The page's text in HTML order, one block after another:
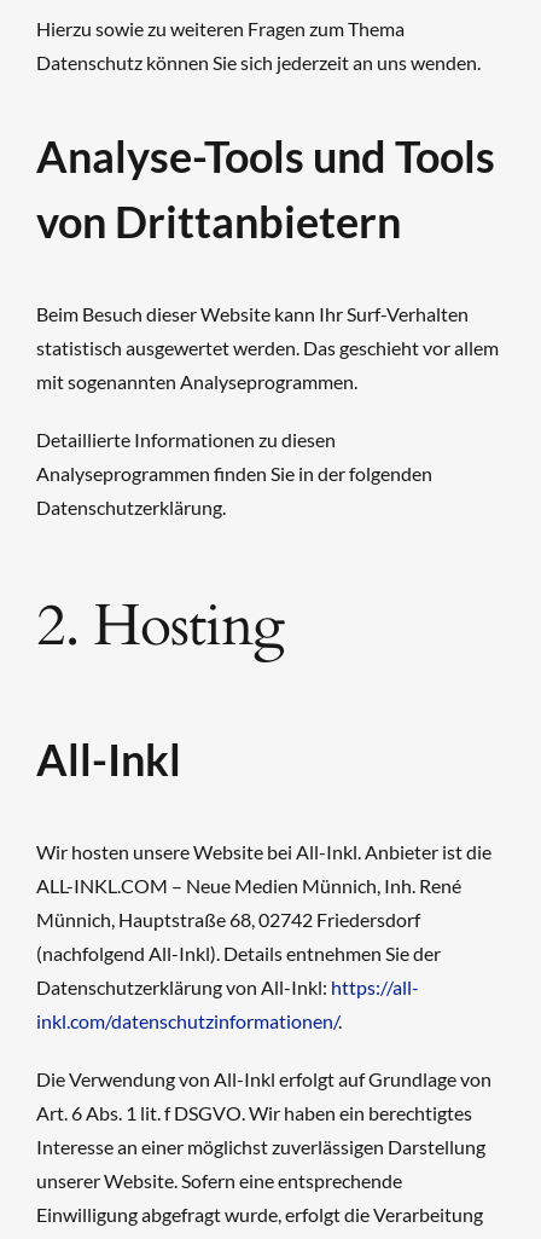
Hierzu sowie zu weiteren Fragen zum Thema
Datenschutz können Sie sich jederzeit an uns wenden.
Analyse-Tools und Tools
von Dritt­anbietern
Beim Besuch dieser Website kann Ihr Surf-Verhalten
statistisch ausgewertet werden. Das geschieht vor allem
mit sogenannten Analyseprogrammen.
Detaillierte Informationen zu diesen
Analyseprogrammen finden Sie in der folgenden
Datenschutzerklärung.
2. Hosting
All-Inkl
Wir hosten unsere Website bei All-Inkl. Anbieter ist die
ALL-INKL.COM – Neue Medien Münnich, Inh. René
Münnich, Hauptstraße 68, 02742 Friedersdorf
(nachfolgend All-Inkl). Details entnehmen Sie der
Datenschutzerklärung von All-Inkl: https://all-
inkl.com/datenschutzinformationen/.
Die Verwendung von All-Inkl erfolgt auf Grundlage von
Art. 6 Abs. 1 lit. f DSGVO. Wir haben ein berechtigtes
Interesse an einer möglichst zuverlässigen Darstellung
unserer Website. Sofern eine entsprechende
Einwilligung abgefragt wurde, erfolgt die Verarbeitung